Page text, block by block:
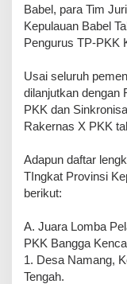
Babel, para Tim
Kepulauan Babel
Pengurus TP-PKK
Usai seluruh
dilanjutkan dengan
PKK dan
Rakernas X PKK
Adapun daftar
TIngkat Provinsi
berikut:
A. Juara Lomba
PKK Bangga
1. Desa Namang,
Tengah.